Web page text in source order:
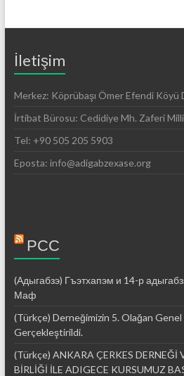
İletişim
Merkez: Köprübaşı Ömer Efendi Köyü
İrtibat Bürosu: Cedidiye Mh. Zaferi
Tel: +90 505 205 5903
Eposta: info@adigabzexase.org
РСС
(Адыгабзэ) Гъэтхапэм и 14-р
Маф
(Türkçe) Derneğimizin 5. Olağan Genel
Gerçekleştirildi.
(Türkçe) ANKARA ÇERKES DERNEĞİ
BİRLİĞİ İLE ADIGECE KURSUMUZ